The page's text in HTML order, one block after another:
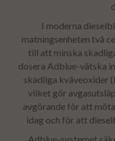
I moderna
matningsenheten två
till att minska
dosera Adblue-vätska
skadliga kväveoxider
vilket gör
avgörande för att
idag och för att